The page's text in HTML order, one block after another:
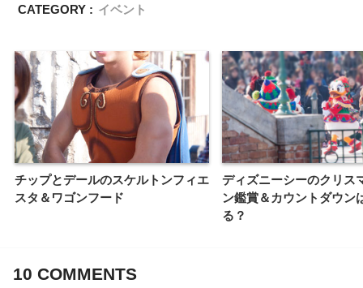
CATEGORY : イベント
チップとデールのスケルトンフィエ
スタ＆ワゴンフード
ディズニーシーのクリス
ン鑑賞＆カウントダウン
る？
10 COMMENTS